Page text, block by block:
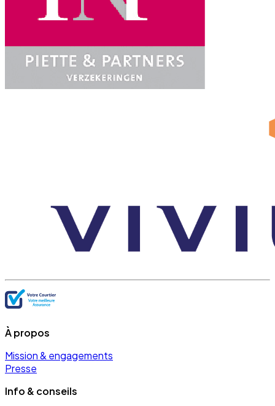
À propos
Mission & engagements
Presse
Info & conseils